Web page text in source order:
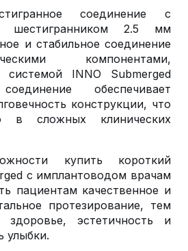
соединение с
шестигранником 2.5 мм
и стабильное соединение
компонентами,
INNO Submerged
обеспечивает
конструкции, что
в сложных клинических
купить короткий
с имплантоводом врачам
пациентам качественное и
протезирование, тем
эстетичность и
улыбки.